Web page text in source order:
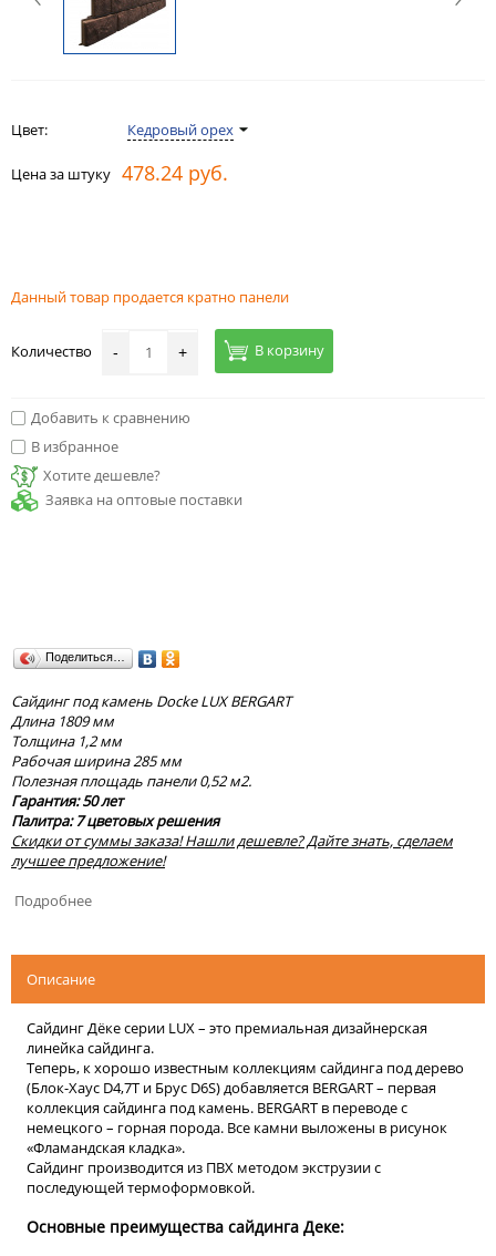
Цвет: Кедровый орех
Цена за штуку 478.24 руб.
Данный товар продается кратно панели
Количество - + В корзину
Добавить к сравнению
В избранное
Хотите дешевле?
Заявка на оптовые поставки
Поделиться…
Сайдинг под камень Docke LUX BERGART
Длина 1809 мм
Толщина 1,2 мм
Рабочая ширина 285 мм
Полезная площадь панели 0,52 м2.
Гарантия: 50 лет
Палитра: 7 цветовых решения
Скидки от суммы заказа! Нашли дешевле? Дайте знать, сделаем
лучшее предложение!
Подробнее
Описание
Сайдинг Дёке серии LUX – это премиальная дизайнерская
линейка сайдинга.
Теперь, к хорошо известным коллекциям сайдинга под дерево
(Блок-Хаус D4,7T и Брус D6S) добавляется BERGART – первая
коллекция сайдинга под камень. BERGART в переводе с
немецкого – горная порода. Все камни выложены в рисунок
«Фламандская кладка».
Сайдинг производится из ПВХ методом экструзии с
последующей термоформовкой.
Основные преимущества сайдинга Деке: